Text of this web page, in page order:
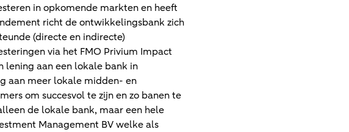
in opkomende markten en heeft
richt de ontwikkelingsbank zich
(directe en indirecte)
via het FMO Privium Impact
lening aan een lokale bank in
aan meer lokale midden- en
om succesvol te zijn en zo banen te
de lokale bank, maar een hele
Management BV welke als